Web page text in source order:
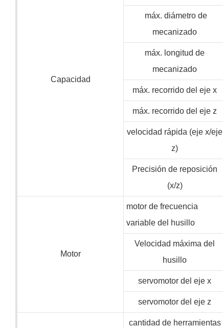
Capacidad
máx. diámetro de
mecanizado
máx. longitud de
mecanizado
máx. recorrido del eje x
máx. recorrido del eje z
velocidad rápida (eje x/eje
z)
Precisión de reposición
(x/z)
Motor
motor de frecuencia
variable del husillo
Velocidad máxima del
husillo
servomotor del eje x
servomotor del eje z
cantidad de herramientas